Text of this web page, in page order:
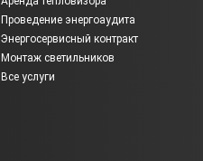
Проведение энергоаудита
Энергосервисный контракт
Монтаж светильников
Все услуги